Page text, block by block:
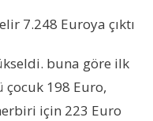
7.248 Euroya çıktı
buna göre ilk
çocuk 198 Euro,
için 223 Euro